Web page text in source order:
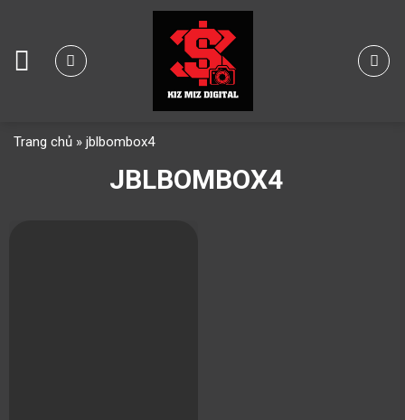
content
Trang chủ » jblbombox4
JBLBOMBOX4